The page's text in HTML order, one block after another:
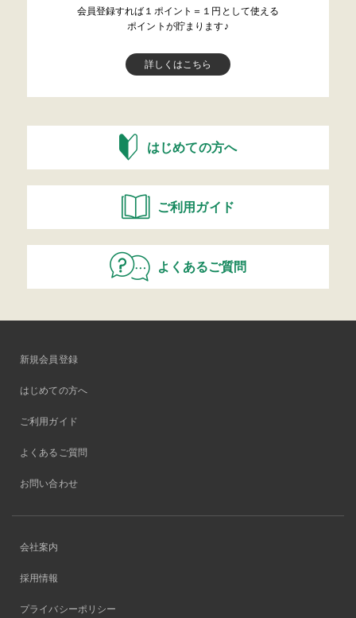
会員登録すれば１ポイント＝１円として使える
ポイントが貯まります♪
詳しくはこちら
はじめての方へ
ご利用ガイド
よくあるご質問
新規会員登録
はじめての方へ
ご利用ガイド
よくあるご質問
お問い合わせ
会社案内
採用情報
プライバシーポリシー